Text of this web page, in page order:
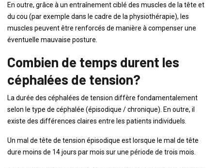
En outre, grâce à un entraînement ciblé des muscles de la tête et
du cou (par exemple dans le cadre de la physiothérapie), les
muscles peuvent être renforcés de manière à compenser une
éventuelle mauvaise posture.
Combien de temps durent les
céphalées de tension?
La durée des céphalées de tension diffère fondamentalement
selon le type de céphalée (épisodique / chronique). En outre, il
existe des différences claires entre les patients individuels.
Un mal de tête de tension épisodique est lorsque le mal de tête
dure moins de 14 jours par mois sur une période de trois mois.